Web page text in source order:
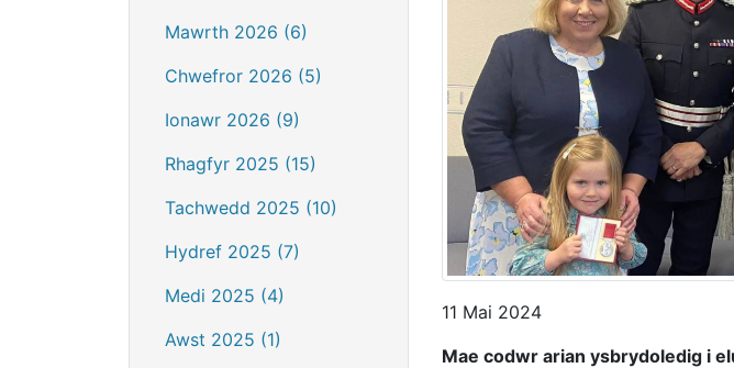
Mawrth 2026 (6)
Chwefror 2026 (5)
Ionawr 2026 (9)
Rhagfyr 2025 (15)
Tachwedd 2025 (10)
Hydref 2025 (7)
Medi 2025 (4)
Awst 2025 (1)
11 Mai 2024
Mae codwr arian ysbrydoledig i